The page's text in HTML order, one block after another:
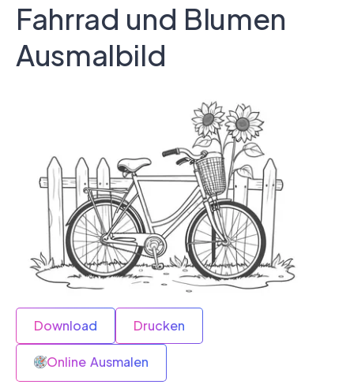
Fahrrad und Blumen
Ausmalbild
Download Drucken
Online Ausmalen